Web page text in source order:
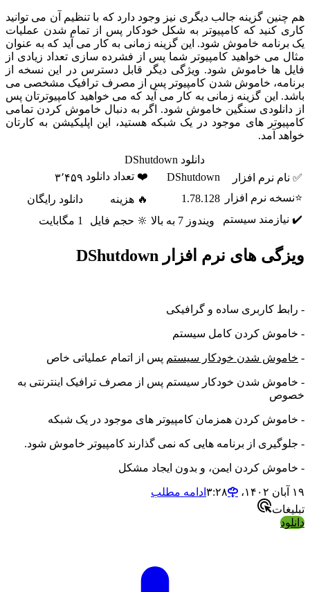
هم چنین گزینه جالب دیگری نیز وجود دارد که با تنظیم آن می توانید
کاری کنید که کامپیوتر به شکل خودکار پس از تمام شدن عملیات
یک برنامه خاموش شود. این گزینه زمانی به کار می آید که به عنوان
مثال می خواهید کامپیوتر شما پس از فشرده سازی تعداد زیادی از
فایل ها خاموش شود. ویژگی دیگر قابل دسترس در این نسخه از
برنامه، خاموش شدن کامپیوتر پس از مصرف ترافیک مشخصی می
باشد. این گزینه زمانی به کار می آید که می خواهید کامپیوترتان پس
از دانلودی سنگین خاموش شود. اگر به دنبال خاموش کردن تمامی
کامپیوتر های موجود در یک شبکه هستید، این اپلیکیشن به کارتان
خواهد آمد.
دانلود DShutdown
✅ نام نرم افزار
DShutdown ❤️ تعداد دانلود ۳٬۴۵۹
⭐نسخه نرم افزار
1.78.128 🔥 هزینه
دانلود رایگان
✔️ نیازمند سیستم
ویندوز 7 به بالا 🔆 حجم فایل 1 مگابایت
ویزگی های نرم افزار DShutdown
- رابط کاربری ساده و گرافیکی
- خاموش کردن کامل سیستم
- خاموش شدن خودکار سیستم پس از اتمام عملیاتی خاص
- خاموش شدن خودکار سیستم پس از مصرف ترافیک اینترنتی به
خصوص
- خاموش کردن همزمان کامپیوتر های موجود در یک شبکه
- جلوگیری از برنامه هایی که نمی گذارند کامپیوتر خاموش شود.
- خاموش کردن ایمن، و بدون ایجاد مشکل
۱۹ آبان ۱۴۰۲،‏ ۳:۲۸
ادامه مطلب
تبلیغات
دانلود